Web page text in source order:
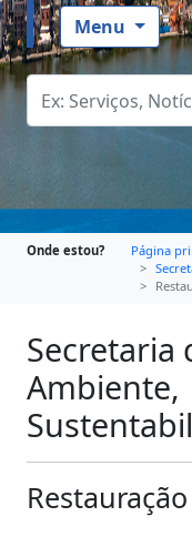
Menu
Onde estou?
Página
Secretaria
Ambiente,